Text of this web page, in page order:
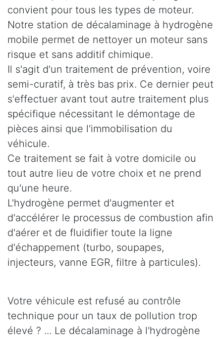
convient pour tous les types de moteur.
Notre station de décalaminage à hydrogène
mobile permet de nettoyer un moteur sans
risque et sans additif chimique.
Il s'agit d'un traitement de prévention, voire
semi-curatif, à très bas prix. Ce dernier peut
s'effectuer avant tout autre traitement plus
spécifique nécessitant le démontage de
pièces ainsi que l'immobilisation du
véhicule.
Ce traitement se fait à votre domicile ou
tout autre lieu de votre choix et ne prend
qu'une heure.
L'hydrogène permet d'augmenter et
d'accélérer le processus de combustion afin
d'aérer et de fluidifier toute la ligne
d'échappement (turbo, soupapes,
injecteurs, vanne EGR, filtre à particules).
Votre véhicule est refusé au contrôle
technique pour un taux de pollution trop
élevé ? ... Le décalaminage à l'hydrogène